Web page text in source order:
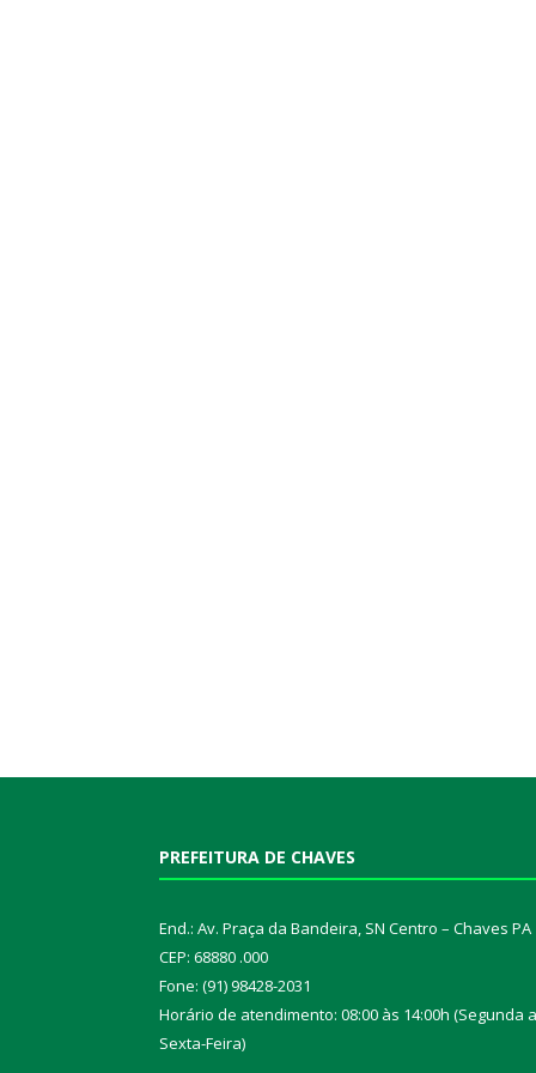
PREFEITURA DE CHAVES
End.: Av. Praça da Bandeira, SN Centro – Chaves PA
CEP: 68880 .000
Fone: (91) 98428-2031
Horário de atendimento: 08:00 às 14:00h (Segunda a
Sexta-Feira)